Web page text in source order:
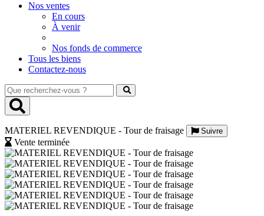
Nos ventes
En cours
À venir
Nos fonds de commerce
Tous les biens
Contactez-nous
Que
recherchez-
vous
MATERIEL REVENDIQUE - Tour de fraisage
Suivre
Vente terminée